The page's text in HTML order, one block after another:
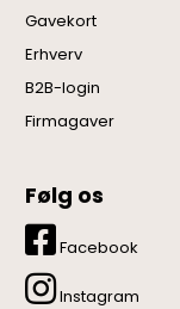
Gavekort
Erhverv
B2B-login
Firmagaver
Følg os
Facebook
Instagram